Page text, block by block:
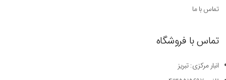
تماس با ما
تماس با فروشگاه
انبار مرکزی: تبریز